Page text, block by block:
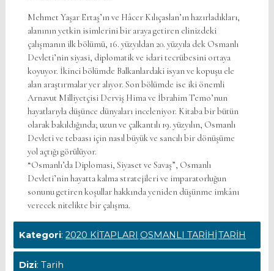
Mehmet Yaşar Ertaş’ın ve Hâcer Kılıçaslan’ın hazırladıkları,
alanının yetkin isimlerini bir araya getiren elinizdeki
çalışmanın ilk bölümü, 16. yüzyıldan 20. yüzyıla dek Osmanlı
Devleti’nin siyasi, diplomatik ve idari tecrübesini ortaya
koyuyor. İkinci bölümde Balkanlardaki isyan ve kopuşu ele
alan araştırmalar yer alıyor. Son bölümde ise iki önemli
Arnavut Milliyetçisi Derviş Hima ve İbrahim Temo’nun
hayatlarıyla düşünce dünyaları inceleniyor. Kitaba bir bütün
olarak bakıldığında; uzun ve çalkantılı 19. yüzyılın, Osmanlı
Devleti ve tebaası için nasıl büyük ve sancılı bir dönüşüme
yol açtığı görülüyor.
“Osmanlı’da Diplomasi, Siyaset ve Savaş”, Osmanlı
Devleti’nin hayatta kalma stratejileri ve imparatorluğun
sonunu getiren koşullar hakkında yeniden düşünme imkânı
verecek nitelikte bir çalışma.
Kategori:2020 KİTAPLARI OSMANLI TARİHİTARİH
Dizi: Tarih